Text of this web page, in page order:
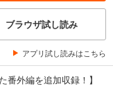
ブラウザ試し読み
アプリ試し読みはこちら
番外編を追加収録！】